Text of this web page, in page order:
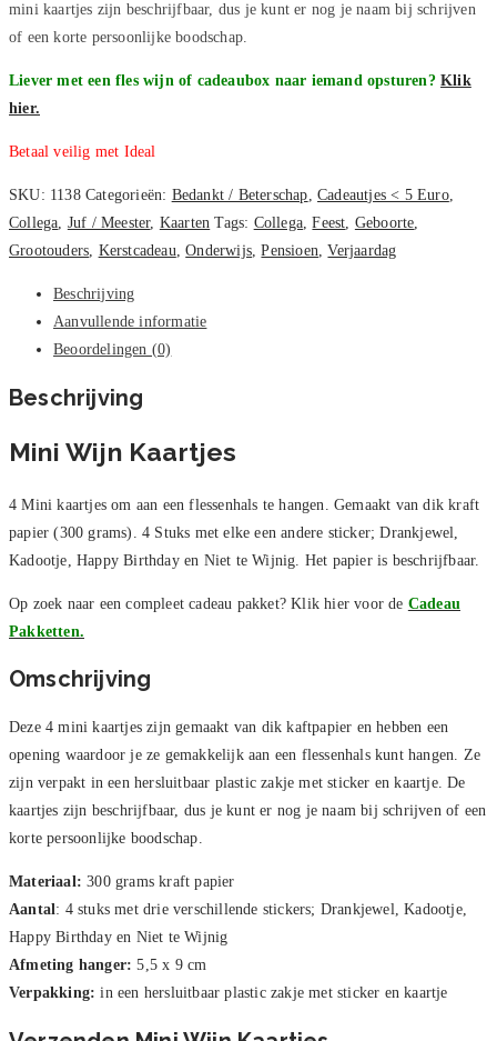
mini kaartjes zijn beschrijfbaar, dus je kunt er nog je naam bij schrijven
of een korte persoonlijke boodschap.
Liever met een fles wijn of cadeaubox naar iemand opsturen?Klik
hier.
Betaal veilig met Ideal
SKU: 1138 Categorieën: Bedankt / Beterschap,Cadeautjes < 5 Euro,
Collega, Juf / Meester, Kaarten Tags: Collega,Feest, Geboorte,
Grootouders, Kerstcadeau,Onderwijs,Pensioen,Verjaardag
Beschrijving
Aanvullende informatie
Beoordelingen (0)
Beschrijving
Mini Wijn Kaartjes
4 Mini kaartjes om aan een flessenhals te hangen. Gemaakt van dik kraft
papier (300 grams). 4 Stuks met elke een andere sticker; Drankjewel,
Kadootje, Happy Birthday en Niet te Wijnig. Het papier is beschrijfbaar.
Op zoek naar een compleet cadeau pakket? Klik hier voor de Cadeau
Pakketten.
Omschrijving
Deze 4 mini kaartjes zijn gemaakt van dik kaftpapier en hebben een
opening waardoor je ze gemakkelijk aan een flessenhals kunt hangen. Ze
zijn verpakt in een hersluitbaar plastic zakje met sticker en kaartje. De
kaartjes zijn beschrijfbaar, dus je kunt er nog je naam bij schrijven of een
korte persoonlijke boodschap.
Materiaal: 300 grams kraft papier
Aantal: 4 stuks met drie verschillende stickers; Drankjewel, Kadootje,
Happy Birthday en Niet te Wijnig
Afmeting hanger: 5,5 x 9 cm
Verpakking: in een hersluitbaar plastic zakje met sticker en kaartje